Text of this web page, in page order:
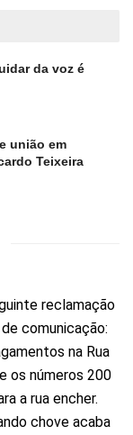
da voz é
união em
Teixeira
reclamação
comunicação:
na Rua
os números 200
a rua encher.
chove acaba